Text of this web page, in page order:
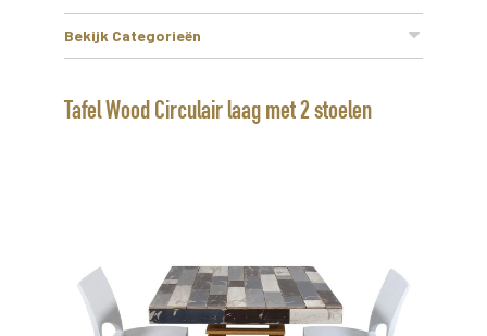
Bekijk Categorieën
Tafel Wood Circulair laag met 2 stoelen